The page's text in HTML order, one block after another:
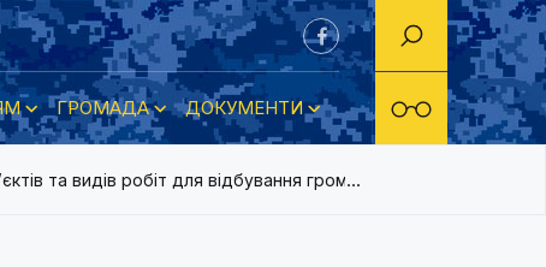
ГРОМАДА ДОКУМЕНТИ
та видів робіт для відбування громадських робіт у 2018